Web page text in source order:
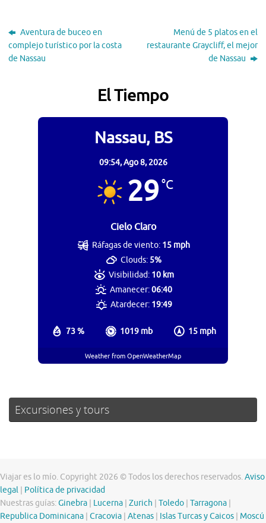
Aventura de buceo en
complejo turístico por la costa
de Nassau
Menú de 5 platos en el
restaurante Graycliff, el mejor
de Nassau
El Tiempo
Nassau, BS
09:54,Ago 8, 2026
29°C
Cielo Claro
73 % 1019 mb 15 mph
Ráfagas de viento: 15 mph
Clouds: 5%
Visibilidad: 10 km
Amanecer:06:40
Atardecer: 19:49
Weather from OpenWeatherMap
Excursiones y tours
Viajar es lo mío. Copyright 2026 © Todos los derechos reservados.Aviso
legal
Política de privacidad
Nuestras guías:Ginebra Lucerna Zurich Toledo Tarragona
Republica Dominicana Cracovia Atenas Islas Turcas y Caicos Moscú